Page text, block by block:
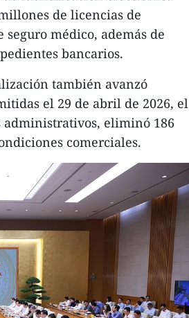
de licencias de
médico, además de
bancarios.
también avanzó
el 29 de abril de 2026, el
administrativos, eliminó 186
comerciales.